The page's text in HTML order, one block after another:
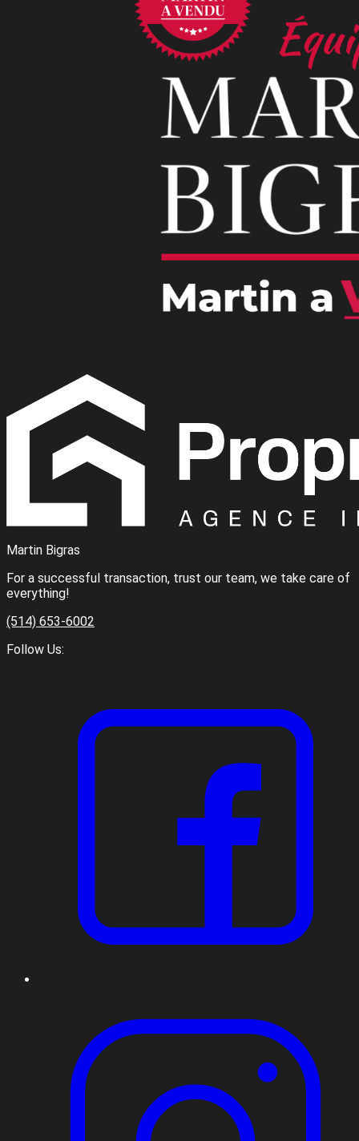
Martin Bigras
For a successful transaction, trust our team, we take care of
everything!
(514) 653-6002
Follow Us: